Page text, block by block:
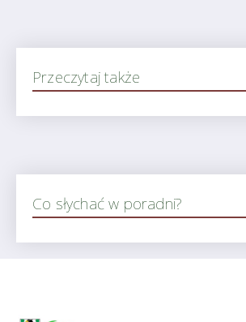
Przeczytaj także
Co słychać w poradni?